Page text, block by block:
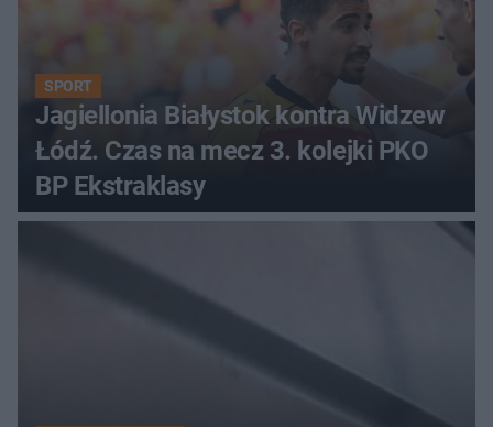
SPORT
Jagiellonia Białystok kontra Widzew
Łódź. Czas na mecz 3. kolejki PKO
BP Ekstraklasy